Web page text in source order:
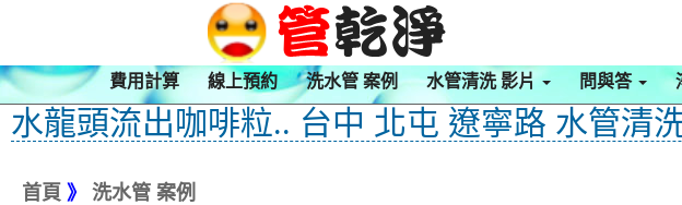
費用計算 線上預約 洗水管 案例 水管清洗 影片 問與答
水龍頭流出咖啡粒.. 台中 北屯 遼寧路 水管清
首頁 》 洗水管 案例